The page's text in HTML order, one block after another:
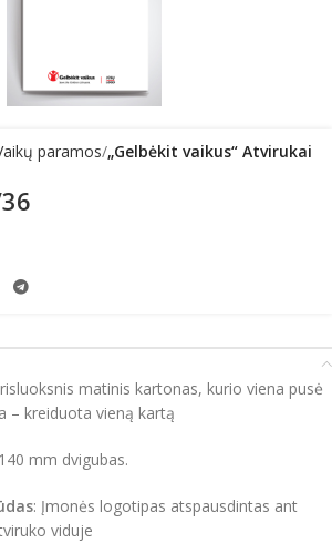
paramos „Gelbėkit vaikus“ Atvirukai
matinis kartonas, kurio viena pusė
– kreiduota vieną kartą
mm dvigubas.
: Įmonės logotipas atspausdintas ant
viduje